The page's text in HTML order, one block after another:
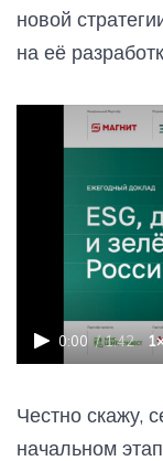
новой
на её
0:00 / 1:42
Честно скажу,
начальном